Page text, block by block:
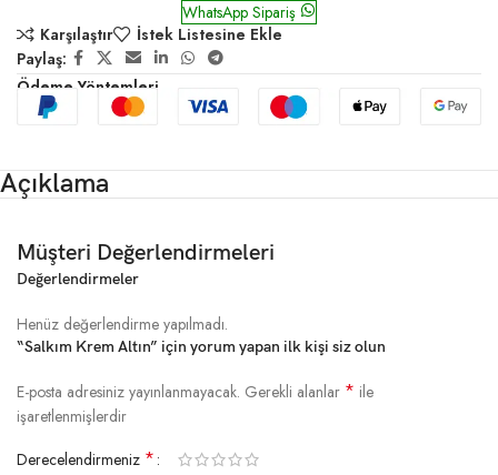
WhatsApp Sipariş
Karşılaştır
İstek Listesine Ekle
Paylaş:
Ödeme Yöntemleri
Açıklama
Müşteri Değerlendirmeleri
Değerlendirmeler
Henüz değerlendirme yapılmadı.
“Salkım Krem Altın” için yorum yapan ilk kişi siz olun
E-posta adresiniz yayınlanmayacak. Gerekli alanlar * ile
işaretlenmişlerdir
Derecelendirmeniz *